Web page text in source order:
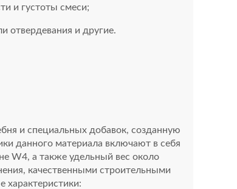
и густоты смеси;
отвердевания и другие.
и специальных добавок, созданную
данного материала включают в себя
W4, а также удельный вес около
качественными строительными
характеристики: